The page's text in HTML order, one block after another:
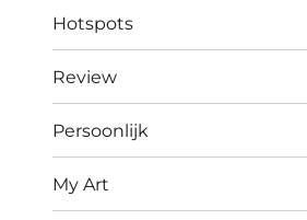
Hotspots
Review
Persoonlijk
My Art